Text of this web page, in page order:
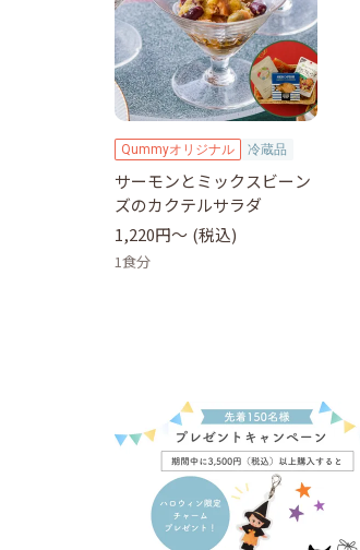
Qummyオリジナル 冷蔵品
サーモンとミックスビーン
ズのカクテルサラダ
1,220円〜 (税込)
1食分